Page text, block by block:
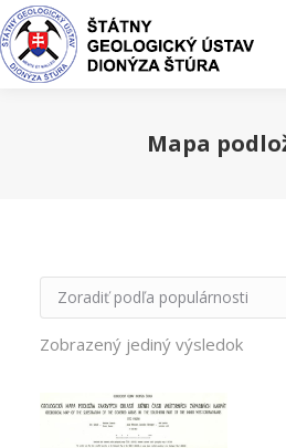
Mapa
Zobrazený jediný výsledok